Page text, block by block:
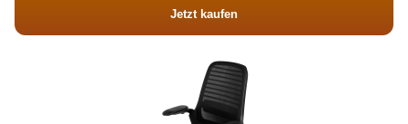
Jetzt kaufen